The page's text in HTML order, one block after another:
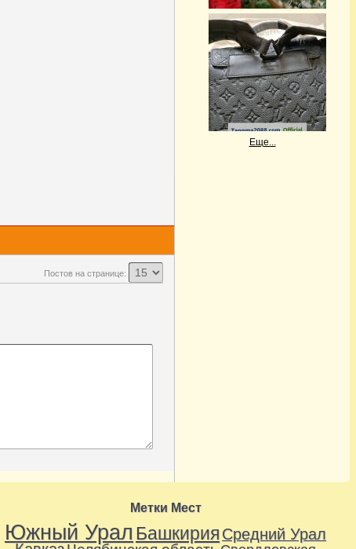
Постов на странице:
Еще...
Метки Мест
Южный Урал БашкирияСредний Урал